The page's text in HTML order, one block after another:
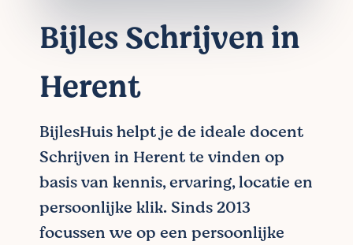
Bijles Schrijven in
Herent
BijlesHuis helpt je de ideale docent
Schrijven in Herent te vinden op
basis van kennis, ervaring, locatie en
persoonlijke klik. Sinds 2013
focussen we op een persoonlijke